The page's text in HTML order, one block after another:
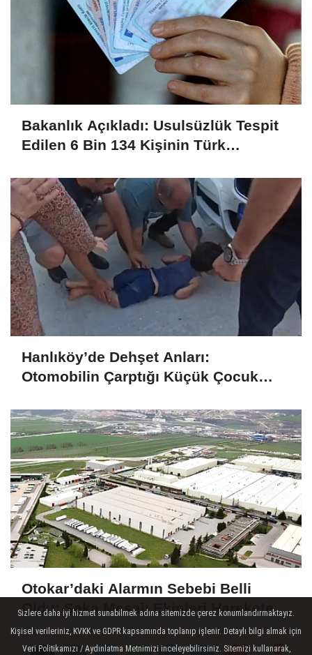
Bakanlık Açıkladı: Usulsüzlük Tespit
Edilen 6 Bin 134 Kişinin Türk
Hanlıköy’de Dehşet Anları:
Otomobilin Çarptığı Küçük Çocuk
Otokar’daki Alarmın Sebebi Belli
Oldu: Şaka Mesajı Ekipleri Harekete
Geçirdi
Sizlere daha iyi hizmet sunabilmek adına sitemizde çerez konumlandırmaktayız.
Kişisel verileriniz, KVKK ve GDPR kapsamında toplanıp işlenir. Detaylı bilgi almak için
Veri Politikamızı / Aydınlatma Metnimizi inceleyebilirsiniz. Sitemizi kullanarak,